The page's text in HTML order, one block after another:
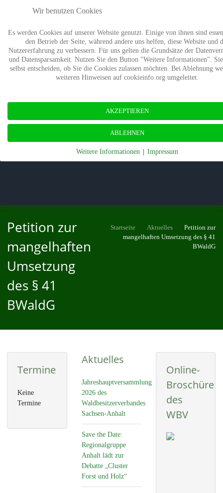
Verband Mitgliedschaft Stiftung Wald
Petition zur
mangelhaften
Umsetzung
des § 41
BWaldG
Startseite Aktuelles
Petition zur
mangelhaften Umsetzung des § 41
BWaldG
Termine
Keine
Termine
Aktuelles
Jahreshauptversammlung
2026 des
Waldbesitzerverbandes
Sachsen-Anhalt
Save the Date:
Regionalgruppe
Anhalt lädt zur
Debatte „Cluster
Forst und Holz“
Online-
Broschüre
des
WBV
Wir benutzen Cookies
Es werden Cookies auf unserer Website genutzt. Einige von ihnen sind
den Betrieb der Seite, während andere uns helfen, diese Website und
Nutzererfahrung zu verbessern. Für uns gelten die Grundsätze der
und Datensparsamkeit. Nutzen Sie den Button "Weitere Informationen".
selbst entscheiden, ob Sie die Cookies zulassen möchten. Bei Ablehnung
weiteren Hinweisen auf cookieinfo.org umgeleitet.
AKZEPTIEREN
ABLEHNEN
Weitere Informationen Impressum